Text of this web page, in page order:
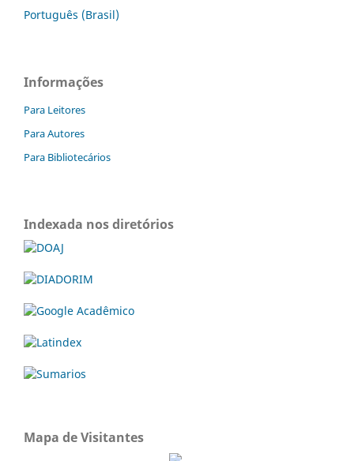
Português (Brasil)
Informações
Para Leitores
Para Autores
Para Bibliotecários
Indexada nos diretórios
Mapa de Visitantes